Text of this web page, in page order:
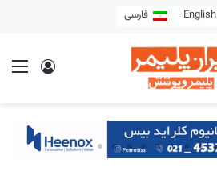
English فارسی